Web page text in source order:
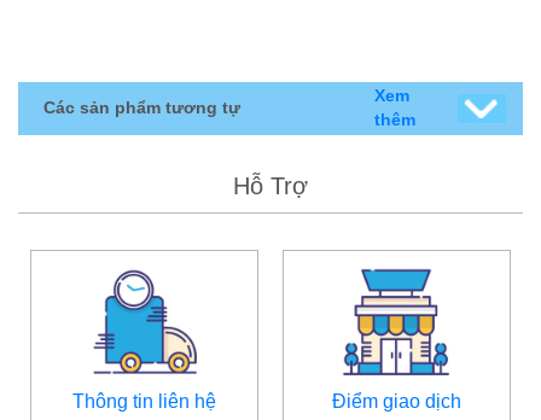
Các sản phẩm tương tự
Xem
thêm
Hỗ Trợ
Thông tin liên hệ Điểm giao dịch